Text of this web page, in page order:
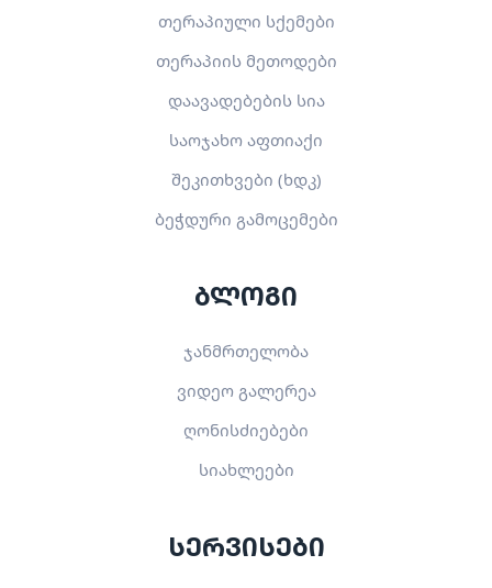
თერაპიული სქემები
თერაპიის მეთოდები
დაავადებების სია
საოჯახო აფთიაქი
შეკითხვები (ხდკ)
ბეჭდური გამოცემები
ბლოგი
ჯანმრთელობა
ვიდეო გალერეა
ღონისძიებები
სიახლეები
სერვისები